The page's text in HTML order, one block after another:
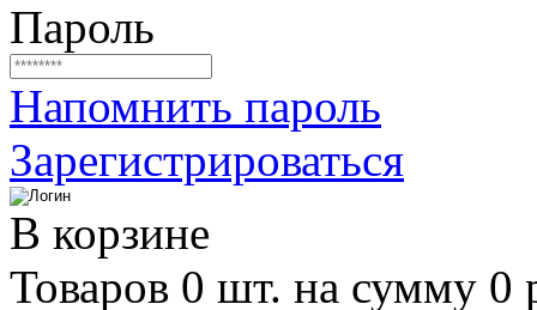
Пароль
Напомнить пароль
Зарегистрироваться
В корзине
Товаров 0 шт. на сумму 0